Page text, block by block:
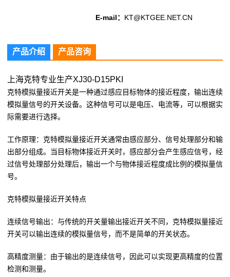
E-mail： KT@KTGEE.NET.CN
产品介绍 产品咨询
上海克特专业生产XJ30-D15PKI
克特模拟量接近开关是一种通过感应目标物体的接近程度，输出连续
模拟量信号的开关设备。这种信号可以是电压、电流等，可以根据实
际需要进行选择。
工作原理：克特模拟量接近开关通常由感应部分、信号处理部分和输
出部分组成。当目标物体接近开关时，感应部分会产生感应信号，经
过信号处理部分处理后，输出一个与物体接近程度成比例的模拟量信
号。
克特模拟量接近开关特点
连续信号输出：与传统的开关量输出接近开关不同，克特模拟量接近
开关可以输出连续的模拟量信号，而不是简单的开关状态。
高精度测量：由于输出的是连续信号，因此可以实现更高精度的位置
检测和测量。